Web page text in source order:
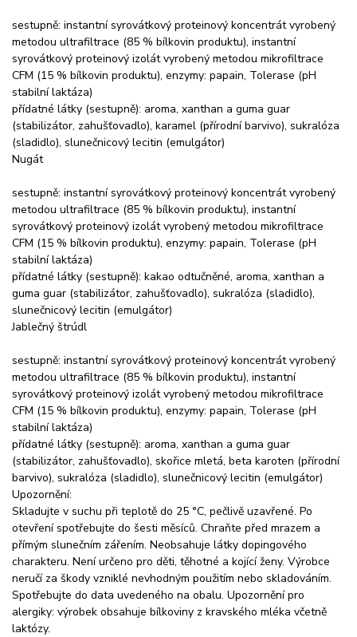
sestupně: instantní syrovátkový proteinový koncentrát vyrobený
metodou ultrafiltrace (85 % bílkovin produktu), instantní
syrovátkový proteinový izolát vyrobený metodou mikrofiltrace
CFM (15 % bílkovin produktu), enzymy: papain, Tolerase (pH
stabilní laktáza)
přídatné látky (sestupně): aroma, xanthan a guma guar
(stabilizátor, zahušťovadlo), karamel (přírodní barvivo), sukralóza
(sladidlo), slunečnicový lecitin (emulgátor)
Nugát
sestupně: instantní syrovátkový proteinový koncentrát vyrobený
metodou ultrafiltrace (85 % bílkovin produktu), instantní
syrovátkový proteinový izolát vyrobený metodou mikrofiltrace
CFM (15 % bílkovin produktu), enzymy: papain, Tolerase (pH
stabilní laktáza)
přídatné látky (sestupně): kakao odtučněné, aroma, xanthan a
guma guar (stabilizátor, zahušťovadlo), sukralóza (sladidlo),
slunečnicový lecitin (emulgátor)
Jablečný štrúdl
sestupně: instantní syrovátkový proteinový koncentrát vyrobený
metodou ultrafiltrace (85 % bílkovin produktu), instantní
syrovátkový proteinový izolát vyrobený metodou mikrofiltrace
CFM (15 % bílkovin produktu), enzymy: papain, Tolerase (pH
stabilní laktáza)
přídatné látky (sestupně): aroma, xanthan a guma guar
(stabilizátor, zahušťovadlo), skořice mletá, beta karoten (přírodní
barvivo), sukralóza (sladidlo), slunečnicový lecitin (emulgátor)
Upozornění:
Skladujte v suchu při teplotě do 25 °C, pečlivě uzavřené. Po
otevření spotřebujte do šesti měsíců. Chraňte před mrazem a
přímým slunečním zářením. Neobsahuje látky dopingového
charakteru. Není určeno pro děti, těhotné a kojící ženy. Výrobce
neručí za škody vzniklé nevhodným použitím nebo skladováním.
Spotřebujte do data uvedeného na obalu. Upozornění pro
alergiky: výrobek obsahuje bílkoviny z kravského mléka včetně
laktózy.